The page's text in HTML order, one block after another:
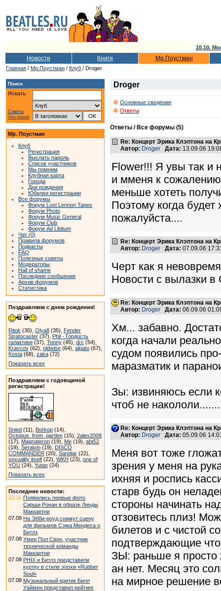
10.10.
Новости Книги Мр.Поустман
Главная / Мр.Поустман / Клуб / Droger
Поиск
Искать:
Советы
Vox populi
Мр. Поустман
Клуб
Регистрация
Выслать пароль
Список участников
Мы помним
Клубная карта
Города
Дни рождения
Юбилеи регистрации
Все форумы
Форум Lost Lennon Tapes
Форум Photo
Форум Music General
Форум Club
Форум Ad Libitum
Чат (0)
Правила форумов
Подкасты
FAQ
Полезные советы
Модераторы
Hall of shame
Последние сообщения
Архив форумов
Статистика
Поздравляем с днем рождения!
Ritok (30), Olya8 (35), Fender
Stratocaster (37), Phil - Гордость
галактики (37), Tonny (45), drc (54),
Kravcov (62), oldwise (64), alpato (67),
Kosta (68), zaka (72)
Показать всех
Поздравляем с годовщиной
регистрации!
Snied (11), Borkop (14),
Octopus_from_garden (15), 2alex2008
(17), Magnateron (19), Me (19), abt52
(19), Seralvin (19), DISCO
COMMANDER (20), Sandjar (22),
sexuality itself (22), WKH (23), one of
YOU (24), Yutan (24)
Показать всех
Последние новости:
22:11 Появились первые фото
Сирши Ронан в образе Линды
Маккартни
07.08 На Эбби-роуд снимут сцену
для фильмов Сэма Мендеса о
Битлз
07.08 Умер Пол Свон, участник
технической команды
Маккартни
07.08 PHIX и Битлз представили
куртку в стиле эпохи «Rubber
Soul»
07.08 Музыкальный критик Билл
Уаймен представил рейтинг
Droger
Основные сведения
Ответы
Ответы / Все форумы (5)
Re: Концерт Эрика Клэптона на
Автор: Droger Дата: 13.09.06
Flower!!! Я увы так и
и мменя к
меньше хотеть
Поэтому когда
пожалуйста....
Re: Концерт Эрика Клэптона на
Автор: Droger Дата: 07.09.06
Черт как я
Новости с вылазки в
Re: Концерт Эрика Клэптона на
Автор: Droger Дата: 06.09.06
Хм... забавно.
когда начали
судом появились
маразматик и
Зы: извиняюсь если
чтоб не
Re: Концерт Эрика Клэптона на
Автор: Droger Дата: 05.09.06
Меня вот тоже
зрения у меня на
ихняя и роспись
старв будь он
стороны начинать
отзовитесь плиз!
билетов и с чистой
подтверждающие
ЗЫ: раньше я просто
ан нет. Месяц это
на мирное решение